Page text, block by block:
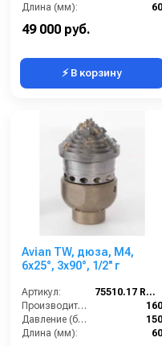
Длина (мм):
60
49 000 руб.
⚡ В корзину
Avian TW, дюза, M4,
6x25°, 3x90°, 1/2'' г
Артикул:
75510.17 RTW
Производительность (л/мин):
160
Давление (бар):
150
Длина (мм):
60